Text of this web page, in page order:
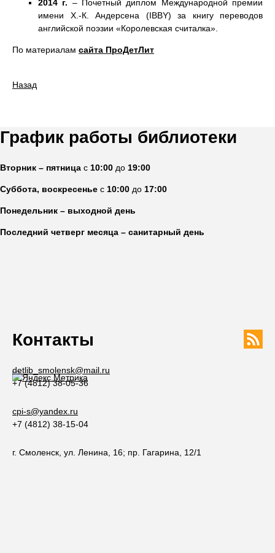
2014 г. – Почетный диплом Международной премии
имени Х.-К. Андерсена (IBBY) за книгу переводов
английской поэзии «Королевская считалка».
По материалам сайта ПроДетЛит
Назад
Контакты
detlib_smolensk@mail.ru
+7 (4812) 38-05-36
cpi-s@yandex.ru
+7 (4812) 38-15-04
г. Смоленск, ул. Ленина, 16; пр. Гагарина, 12/1
График работы библиотеки
Вторник – пятница с 10:00 до 19:00
Суббота, воскресенье с 10:00 до 17:00
Понедельник – выходной день
Последний четверг месяца – санитарный день